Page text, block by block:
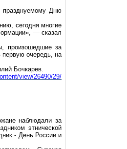
празднуемому Дню
сегодня многие
— сказал
произошедшие за
первую очередь, на
Бочкарев.
view/26490/29/
наблюдали за
этнической
- День России и